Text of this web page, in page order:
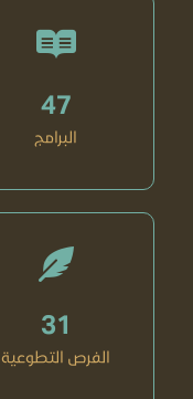
47
البرامج
31
الفرص التطوعية